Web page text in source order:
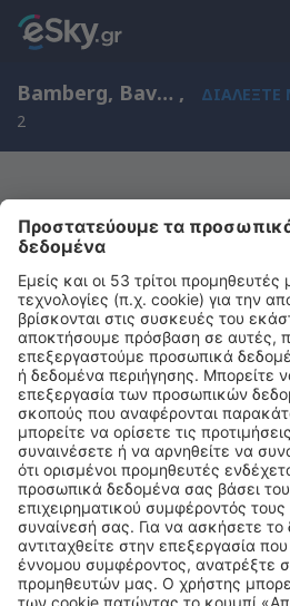
Bamberg, Bavaria, Γερμανία ,
2
Μας συγχωρείτε, δεν
αποτελέσματα για την
Προσπαθήστε να κάνετε αναζήτηση με
Copyright © eSky.gr. Με την επιφύλαξη